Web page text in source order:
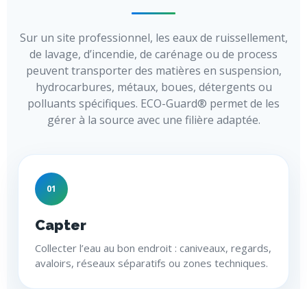
Sur un site professionnel, les eaux de ruissellement,
de lavage, d’incendie, de carénage ou de process
peuvent transporter des matières en suspension,
hydrocarbures, métaux, boues, détergents ou
polluants spécifiques. ECO-Guard® permet de les
gérer à la source avec une filière adaptée.
01
Capter
Collecter l’eau au bon endroit : caniveaux, regards,
avaloirs, réseaux séparatifs ou zones techniques.